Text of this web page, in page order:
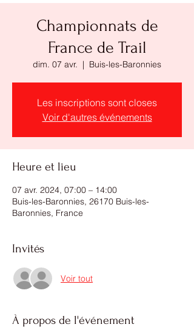
Championnats de
France de Trail
dim. 07 avr.
  |
Buis-les-Baronnies
Les inscriptions sont closes
Voir d'autres événements
Heure et lieu
07 avr. 2024, 07:00 – 14:00
Buis-les-Baronnies, 26170 Buis-les-
Baronnies, France
Invités
Voir tout
À propos de l'événement